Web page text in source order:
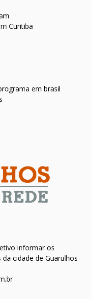
Curitiba
em brasil
informar os
cidade de Guarulhos